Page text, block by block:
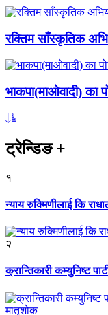
रक्तिम साँस्कृतिक
भाकपा(माओवादी) का
ट्रेन्डिङ+
१
न्याय रुक्मिणीलाई कि
२
क्रान्तिकारी कम्युनिष्ट